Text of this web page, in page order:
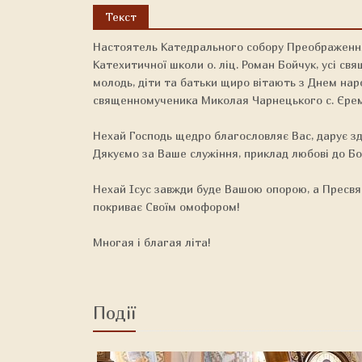
Текст
Настоятель Катедрального собору
Катехитичної школи о. ліц. Роман Бойчук, усі
молодь, діти та батьки щиро вітають з Днем
священномученика Миколая Чарнецького с.
Нехай Господь щедро благословляє Вас, дарує
Дякуємо за Ваше служіння, приклад любові до
Нехай Ісус завжди буде Вашою опорою, а
покриває Своїм омофором!
Многая і благая літа!
Події